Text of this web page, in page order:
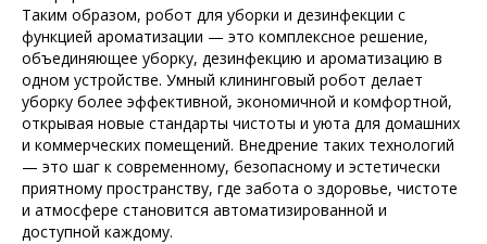
Таким образом, робот для уборки и дезинфекции с
функцией ароматизации — это комплексное решение,
объединяющее уборку, дезинфекцию и ароматизацию в
одном устройстве. Умный клининговый робот делает
уборку более эффективной, экономичной и комфортной,
открывая новые стандарты чистоты и уюта для домашних
и коммерческих помещений. Внедрение таких технологий
— это шаг к современному, безопасному и эстетически
приятному пространству, где забота о здоровье, чистоте
и атмосфере становится автоматизированной и
доступной каждому.